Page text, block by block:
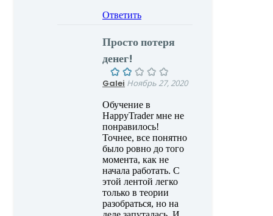
Ответить
Просто потеря
денег!
Galei Ноябрь 27, 2020
Обучение в
HappyTrader мне не
понравилось!
Точнее, все понятно
было ровно до того
момента, как не
начала работать. С
этой лентой легко
только в теории
разобраться, но на